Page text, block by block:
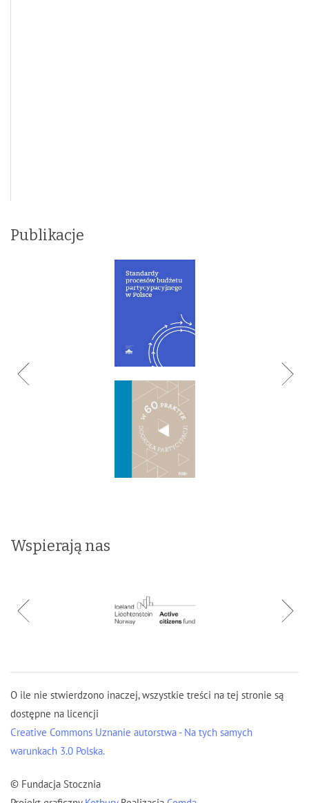
Publikacje
Wspierają nas
O ile nie stwierdzono inaczej, wszystkie treści na tej stronie są
dostępne na licencji
Creative Commons Uznanie autorstwa - Na tych samych
warunkach 3.0 Polska.
© Fundacja Stocznia